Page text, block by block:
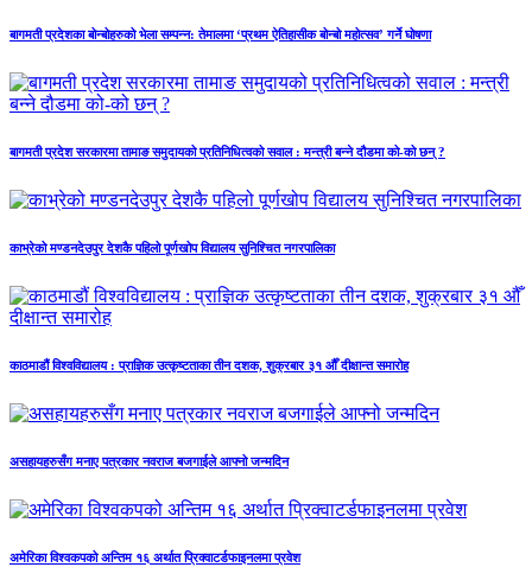
बागमती प्रदेशका बोन्बोहरुको भेला सम्पन्न: तेमालमा ‘प्रथम ऐतिहासीक बोन्बो महोत्सव’ गर्ने घोषणा
बागमती प्रदेश सरकारमा तामाङ समुदायको प्रतिनिधित्वको सवाल : मन्त्री बन्ने दौडमा को‐को छन् ?
काभ्रेको मण्डनदेउपुर देशकै पहिलो पूर्णखोप विद्यालय सुनिश्चित नगरपालिका
काठमाडौं विश्वविद्यालय : प्राज्ञिक उत्कृष्टताका तीन दशक, शुक्रबार ३१ औँ दीक्षान्त समारोह
असहायहरुसँग मनाए पत्रकार नवराज बजगाईले आफ्नो जन्मदिन
अमेरिका विश्वकपको अन्तिम १६ अर्थात प्रिक्वाटर्डफाइनलमा प्रवेश